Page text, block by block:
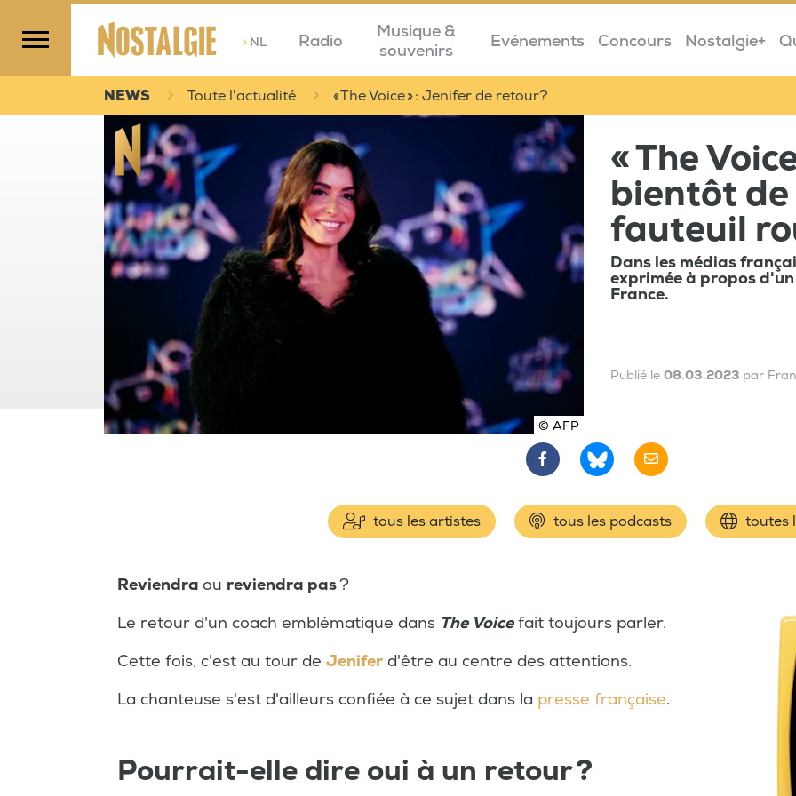
>NL Radio
Musique &
souvenirs
Evénements Concours Nostalgie+
NEWS Toute l'actualité « The Voice » : Jenifer de retour?
© AFP
« The
bientôt
fauteuil
Dans les médias
exprimée à propos
France.
Publié le 08.03.2023 par
tous les artistes tous les podcasts toutes
Reviendra ou reviendra pas?
Le retour d'un coach emblématique dans The Voicefait toujours parler.
Cette fois, c'est au tour de Jenifer d'être au centre des attentions.
La chanteuse s'est d'ailleurs confiée à ce sujet dans la presse française.
Pourrait-elle dire oui à un retour ?